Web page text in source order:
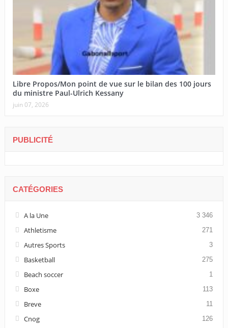
Libre Propos/Mon point de vue sur le bilan des 100 jours
du ministre Paul-Ulrich Kessany
juin 07, 2026
PUBLICITÉ
CATÉGORIES
A la Une 3 346
Athletisme 271
Autres Sports 3
Basketball 275
Beach soccer 1
Boxe 113
Breve 11
Cnog 126